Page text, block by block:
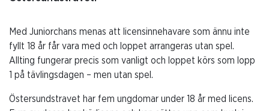
Med Juniorchans menas att licensinnehavare som ännu inte
fyllt 18 år får vara med och loppet arrangeras utan spel.
Allting fungerar precis som vanligt och loppet körs som lopp
1 på tävlingsdagen – men utan spel.
Östersundstravet har fem ungdomar under 18 år med licens.